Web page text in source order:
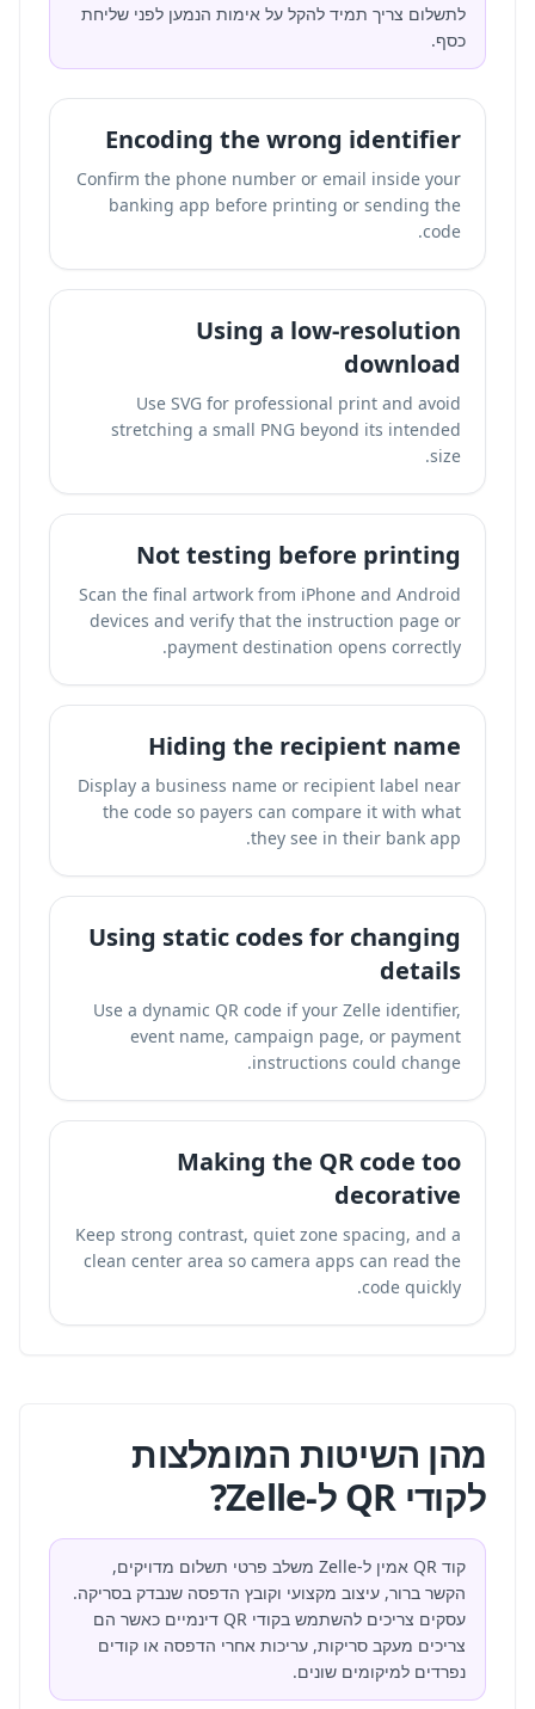
לתשלום צריך תמיד להקל על אימות הנמען לפני שליחת
כסף.
Encoding the wrong identifier
Confirm the phone number or email inside your
banking app before printing or sending the
code.
Using a low-resolution
download
Use SVG for professional print and avoid
stretching a small PNG beyond its intended
size.
Not testing before printing
Scan the final artwork from iPhone and Android
devices and verify that the instruction page or
payment destination opens correctly.
Hiding the recipient name
Display a business name or recipient label near
the code so payers can compare it with what
they see in their bank app.
Using static codes for changing
details
Use a dynamic QR code if your Zelle identifier,
event name, campaign page, or payment
instructions could change.
Making the QR code too
decorative
Keep strong contrast, quiet zone spacing, and a
clean center area so camera apps can read the
code quickly.
מהן השיטות המומלצות
לקודי QR ל-Zelle?
קוד QR אמין ל-Zelle משלב פרטי תשלום מדויקים,
הקשר ברור, עיצוב מקצועי וקובץ הדפסה שנבדק בסריקה.
עסקים צריכים להשתמש בקודי QR דינמיים כאשר הם
צריכים מעקב סריקות, עריכות אחרי הדפסה או קודים
נפרדים למיקומים שונים.